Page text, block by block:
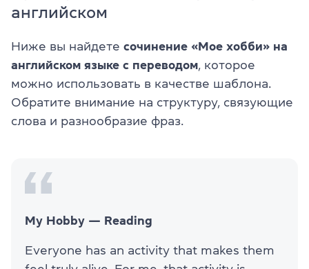
английском
Ниже вы найдете сочинение «Мое хобби» на
английском языке с переводом , которое
можно использовать в качестве шаблона.
Обратите внимание на структуру, связующие
слова и разнообразие фраз.
My Hobby — Reading
Everyone has an activity that makes them